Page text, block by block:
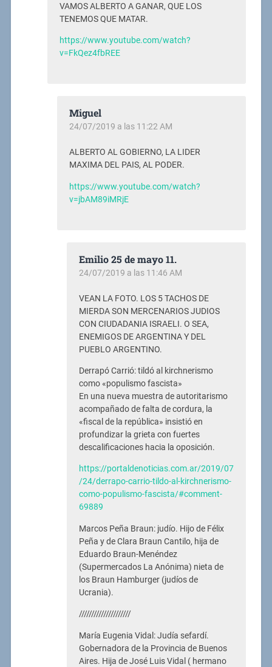
VAMOS ALBERTO A GANAR, QUE LOS
TENEMOS QUE MATAR.
https://www.youtube.com/watch?
v=FkQez4fbREE
Miguel
24/07/2019 a las 11:22 AM
ALBERTO AL GOBIERNO, LA LIDER
MAXIMA DEL PAIS, AL PODER.
https://www.youtube.com/watch?
v=jbAM89iMRjE
Emilio 25 de mayo 11.
24/07/2019 a las 11:46 AM
VEAN LA FOTO. LOS 5 TACHOS DE
MIERDA SON MERCENARIOS JUDIOS
CON CIUDADANIA ISRAELI. O SEA,
ENEMIGOS DE ARGENTINA Y DEL
PUEBLO ARGENTINO.
Derrapó Carrió: tildó al kirchnerismo
como «populismo fascista»
En una nueva muestra de autoritarismo
acompañado de falta de cordura, la
«fiscal de la república» insistió en
profundizar la grieta con fuertes
descalificaciones hacia la oposición.
https://portaldenoticias.com.ar/2019/07
/24/derrapo-carrio-tildo-al-kirchnerismo-
como-populismo-fascista/#comment-
69889
Marcos Peña Braun: judío. Hijo de Félix
Peña y de Clara Braun Cantilo,​ hija de
Eduardo Braun-Menéndez
(Supermercados La Anónima) nieta de
los Braun Hamburger (judíos de
Ucrania).
/////////////////////
María Eugenia Vidal: Judía sefardí.
Gobernadora de la Provincia de Buenos
Aires. Hija de José Luis Vidal ( hermano